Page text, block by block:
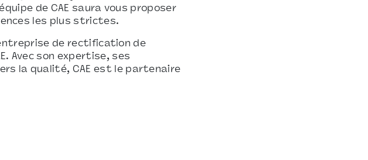
de CAE saura vous proposer
les plus strictes.
de rectification de
Avec son expertise, ses
la qualité, CAE est le partenaire